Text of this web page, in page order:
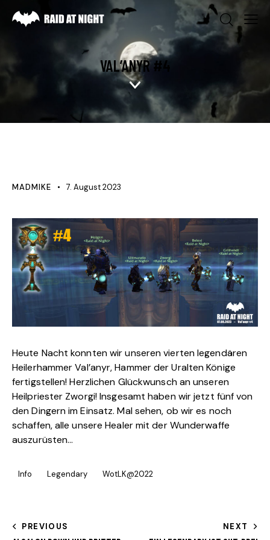
VAL’ANYR #4
MADMIKE 7. August 2023
Heute Nacht konnten wir unseren vierten legendären
HeilerhammerVal’anyr, Hammer der Uralten Könige
fertigstellen! Herzlichen Glückwunsch an unseren
Heilpriester Zworgi! Insgesamt haben wir jetzt fünf von
den Dingern im Einsatz. Mal sehen, ob wir es noch
schaffen, alle unsere Healer mit der Wunderwaffe
auszurüsten…
Info Legendary WotLK@2022
PREVIOUS NEXT